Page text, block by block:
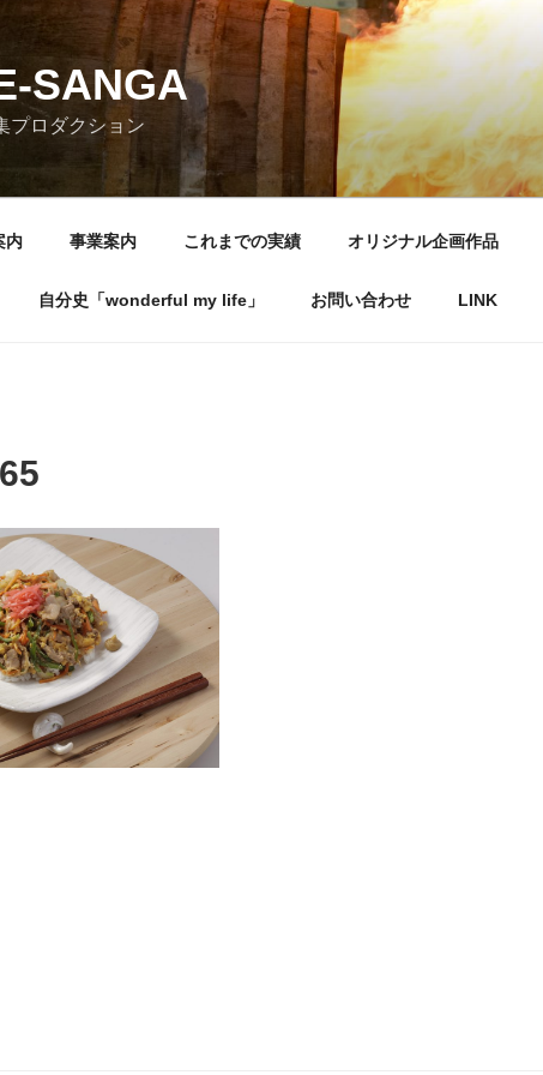
SANGA
プロダクション
内 事業案内 これまでの実績 オリジナル企画作品
自分史「wonderful my life」 お問い合わせ LINK